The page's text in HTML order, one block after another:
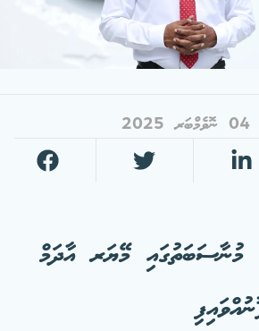
04 ނޮވެމްބަރ 2025
މޭޔަރ އާދަމް